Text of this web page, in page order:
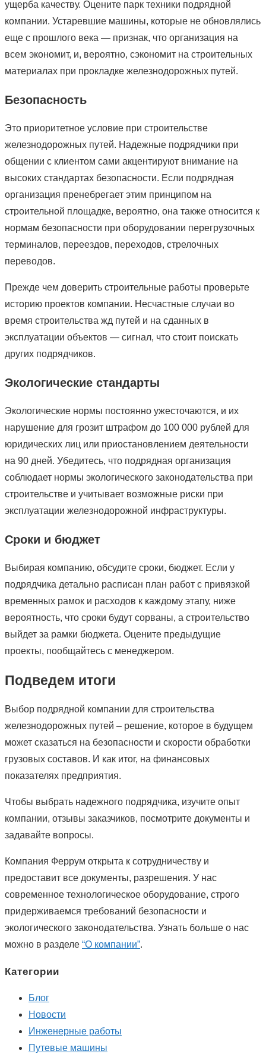
ущерба качеству. Оцените парк техники подрядной
компании. Устаревшие машины, которые не обновлялись
еще с прошлого века — признак, что организация на
всем экономит, и, вероятно, сэкономит на строительных
материалах при прокладке железнодорожных путей.
Безопасность
Это приоритетное условие при строительстве
железнодорожных путей. Надежные подрядчики при
общении с клиентом сами акцентируют внимание на
высоких стандартах безопасности. Если подрядная
организация пренебрегает этим принципом на
строительной площадке, вероятно, она также относится к
нормам безопасности при оборудовании перегрузочных
терминалов, переездов, переходов, стрелочных
переводов.
Прежде чем доверить строительные работы проверьте
историю проектов компании. Несчастные случаи во
время строительства жд путей и на сданных в
эксплуатации объектов — сигнал, что стоит поискать
других подрядчиков.
Экологические стандарты
Экологические нормы постоянно ужесточаются, и их
нарушение для грозит штрафом до 100 000 рублей для
юридических лиц или приостановлением деятельности
на 90 дней. Убедитесь, что подрядная организация
соблюдает нормы экологического законодательства при
строительстве и учитывает возможные риски при
эксплуатации железнодорожной инфраструктуры.
Сроки и бюджет
Выбирая компанию, обсудите сроки, бюджет. Если у
подрядчика детально расписан план работ с привязкой
временных рамок и расходов к каждому этапу, ниже
вероятность, что сроки будут сорваны, а строительство
выйдет за рамки бюджета. Оцените предыдущие
проекты, пообщайтесь с менеджером.
Подведем итоги
Выбор подрядной компании для строительства
железнодорожных путей – решение, которое в будущем
может сказаться на безопасности и скорости обработки
грузовых составов. И как итог, на финансовых
показателях предприятия.
Чтобы выбрать надежного подрядчика, изучите опыт
компании, отзывы заказчиков, посмотрите документы и
задавайте вопросы.
Компания Феррум открыта к сотрудничеству и
предоставит все документы, разрешения. У нас
современное технологическое оборудование, строго
придерживаемся требований безопасности и
экологического законодательства. Узнать больше о нас
можно в разделе “О компании”.
Категории
Блог
Новости
Инженерные работы
Путевые машины